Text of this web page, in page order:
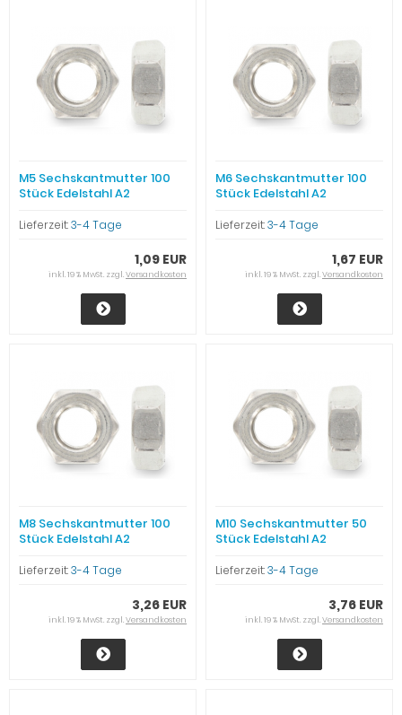
M5 Sechskantmutter 100
Stück Edelstahl A2
Lieferzeit:3-4 Tage
1,09 EUR
inkl. 19 % MwSt. zzgl.Versandkosten
M6 Sechskantmutter 100
Stück Edelstahl A2
Lieferzeit:3-4 Tage
1,67 EUR
inkl. 19 % MwSt. zzgl.Versandkosten
M8 Sechskantmutter 100
Stück Edelstahl A2
Lieferzeit:3-4 Tage
3,26 EUR
inkl. 19 % MwSt. zzgl.Versandkosten
M10 Sechskantmutter 50
Stück Edelstahl A2
Lieferzeit:3-4 Tage
3,76 EUR
inkl. 19 % MwSt. zzgl.Versandkosten